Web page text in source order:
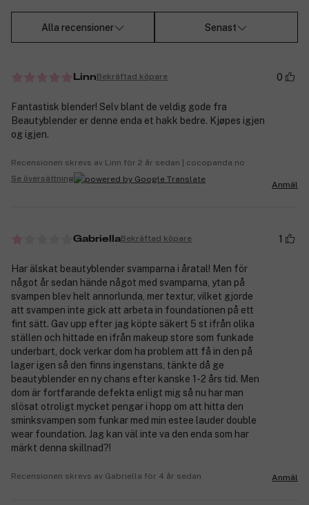
Alla recensioner Senast
LinnBekräftad köpare 0
Fantastisk blender! Selv blant de veldig gode fra
Beautyblender er denne enda et hakk bedre. Kjøpes igjen
og igjen.
Recensionen skrevs av Linn för 2 år sedan | cocopanda.no
Se översättning
Anmäl
GabriellaBekräftad köpare 1
Har älskat beautyblender svamparna i åratal! Men för
något år sedan hände något med svamparna, ytan på
svampen blev helt annorlunda, mer textur, vilket gjorde
att svampen inte gick att arbeta in foundationen på ett
fint sätt. Gav upp efter jag köpte säkert 5 st ifrån olika
ställen och hittade en ifrån makeup store som funkade
underbart, dock verkar dom ha problem att få in den på
lager igen så den finns ingenstans, tänkte då ge
beautyblender en ny chans efter kanske 1-2 års tid. Men
dom är fortfarande defekta enligt mig så nu har man
slösat otroligt mycket pengar i hopp om att hitta den
sminksvampen som funkar med min estee lauder double
wear foundation. Jag kan väl inte va den enda som har
märkt denna skillnad?!
Recensionen skrevs av Gabriella för 4 år sedan Anmäl